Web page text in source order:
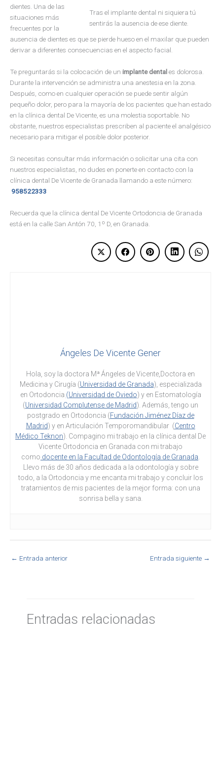
Tras el implante dental ni siquiera tú
sentirás la ausencia de ese diente.
dientes. Una de las
situaciones más
frecuentes por la
ausencia de dientes es que se pierde hueso en el maxilar que pueden
derivar a diferentes consecuencias en el aspecto facial.
Te preguntarás si la colocación de un implante dentales dolorosa.
Durante la intervención se administra una anestesia en la zona.
Después, como en cualquier operación se puede sentir algún
pequeño dolor, pero para la mayoría de los pacientes que han estado
en la clínica dental De Vicente, es una molestia soportable. No
obstante, nuestros especialistas prescriben al paciente el analgésico
necesario para mitigar el posible dolor posterior.
Si necesitas consultar más información o solicitar una cita con
nuestros especialistas, no dudes en ponerte en contacto con la
clínica dental De Vicente de Granada llamando a este número:
958522333
Recuerda que la clínica dental De Vicente Ortodoncia de Granada
está en la calle San Antón 70, 1º D, en Granada.
Ángeles De Vicente Gener
Hola, soy la doctora Mª Ángeles de Vicente,Doctora en
Medicina y Cirugía (Universidad de Granada), especializada
en Ortodoncia (Universidad de Oviedo) y en Estomatología
(Universidad Complutense de Madrid). Además, tengo un
postgrado en Ortodoncia (Fundación Jiménez Díaz de
Madrid) y en Articulación Temporomandibular (Centro
Médico Teknon). Compagino mi trabajo en la clínica dental De
Vicente Ortodoncia en Granada con mi trabajo
como docente en la Facultad de Odontología de Granada
Llevo más de 30 años dedicada a la odontología y sobre
todo, a la Ortodoncia y me encanta mi trabajo y concluir los
tratamientos de mis pacientes de la mejor forma: con una
sonrisa bella y sana.
← Entrada anterior Entrada siguiente →
Entradas relacionadas